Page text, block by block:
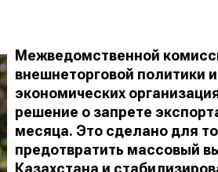
Межведомственной
внешнеторговой политики
экономических
решение о запрете
месяца. Это сделано для
предотвратить массовый
Казахстана и